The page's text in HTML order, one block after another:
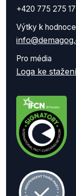
+420 775 275
Výtky k
Pro média
Loga ke stažení